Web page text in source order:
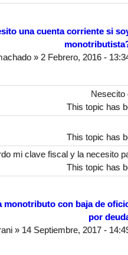
una cuenta corriente si
» 2 Febrero, 2016 -
Nesecito
This topic has
This topic has
mi clave fiscal y la necesito
This topic has
monotributo con baja de
por
» 14 Septiembre, 2017 -